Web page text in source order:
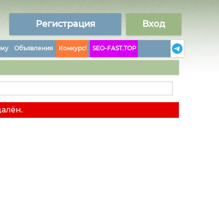
Регистрация Вход
Объявления Конкурс! SEO-FAST.TOP